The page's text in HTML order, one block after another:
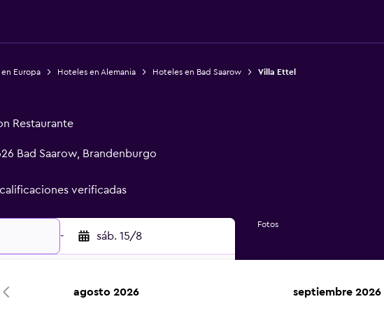
Europa Hoteles en Alemania Hoteles en Bad Saarow Villa Ettel
Restaurante
Bad Saarow, Brandenburgo
verificadas
- sáb. 15/8
Fotos
agosto 2026 septiembre 2026